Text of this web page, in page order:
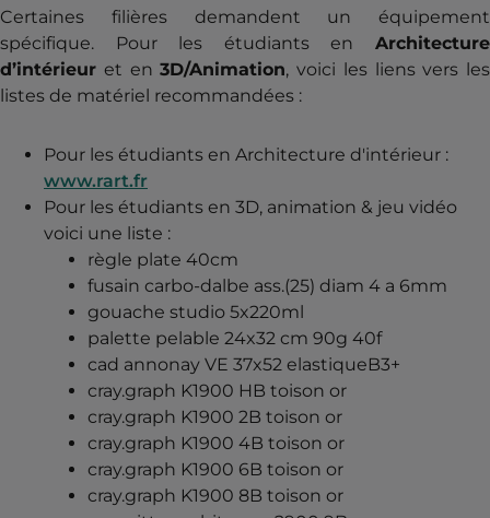
Certaines filières demandent un équipement
spécifique. Pour les étudiants en Architecture
d’intérieur et en3D/Animation, voici les liens vers les
listes de matériel recommandées :
Pour les étudiants en Architecture d'intérieur :
www.rart.fr
Pour les étudiants en 3D, animation & jeu vidéo
voici une liste :
règle plate 40cm
fusain carbo-dalbe ass.(25) diam 4 a 6mm
gouache studio 5x220ml
palette pelable 24x32 cm 90g 40f
cad annonay VE 37x52 elastiqueB3+
cray.graph K1900 HB toison or
cray.graph K1900 2B toison or
cray.graph K1900 4B toison or
cray.graph K1900 6B toison or
cray.graph K1900 8B toison or